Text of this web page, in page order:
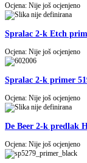
Ocjena: Nije još ocjenjeno
Spralac 2-k Etch
Ocjena: Nije još ocjenjeno
Spralac 2-k primer
Ocjena: Nije još ocjenjeno
De Beer 2-k predlak
Ocjena: Nije još ocjenjeno